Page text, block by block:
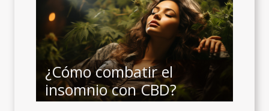
¿Cómo combatir el
insomnio con CBD?